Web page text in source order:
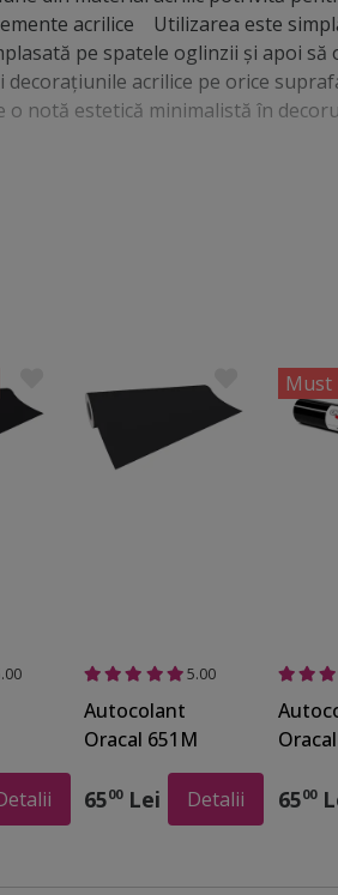
acrilice Utilizarea este
pe spatele oglinzii și apoi să
acrilice pe orice
notă estetică minimalistă în
5.00
Autocolant
Oracal 651M
Intermediate
Cal, aspect mat,
Negru 070,
6500Lei Detalii
Must
070,
6500